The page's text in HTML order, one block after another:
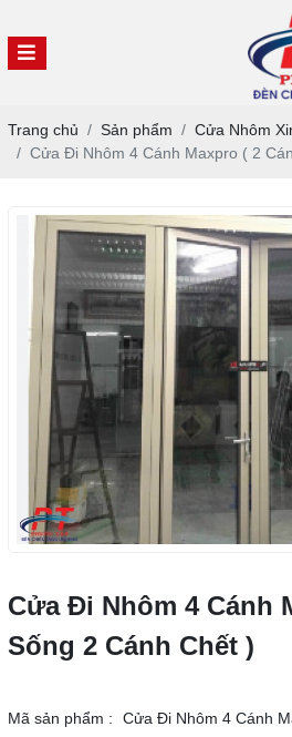
Trang chủ Sản phẩm
Cửa Nhôm
Cửa Đi Nhôm 4 Cánh Maxpro ( 2
Cửa Đi Nhôm 4 Cánh
Sống 2 Cánh Chết )
Mã sản phẩm :
Cửa Đi Nhôm 4 Cánh